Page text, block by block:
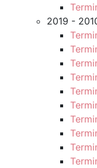
2019 -